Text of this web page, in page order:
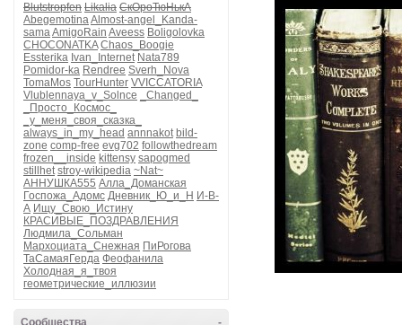
Blutstropfen Likalia СкОроТюНькА
AbegemotinaAlmost-angel_Kanda-
samaAmigoRain Aveess Boligolovka
CHOCONATKA Chaos_Boogie
Essterika Ivan_Internet Nata789
Pomidor-ka Rendree Sverh_Nova
TomaMos TourHunter VVICCATORIA
Vlublennaya_v_Solnce
_Changed_
_Просто_Космос_
_у_меня_своя_сказка_
always_in_my_head annnakot bild-
zone comp-free evg702 followthedream
frozen__inside kittensy sapogmed
stillhet stroy-wikipedia ~Nat~
АННУШКА555 Алла_Доманская
Госпожа_Адомс Дневник_Ю_и_Н И-В-
А Ищу_Свою_Истину
КРАСИВЫЕ_ПОЗДРАВЛЕНИЯ
Людмила_Сольман
Мархоциата_Снежная ПиРогова
ТаСамаяГерда Феофанила
Холодная_я_твоя
геометрические_иллюзии
-
Сообщества